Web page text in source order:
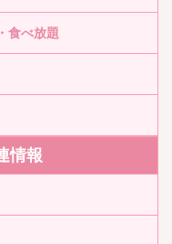
食べ放題
情報